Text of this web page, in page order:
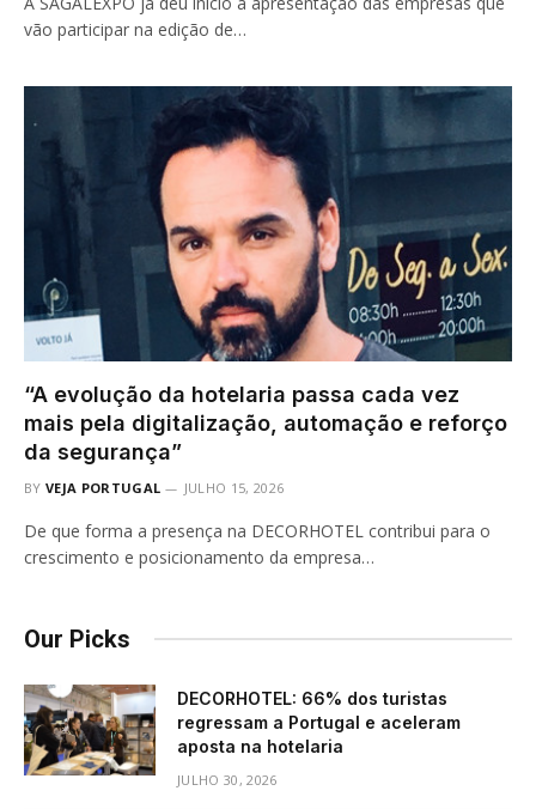
vão participar na edição de…
“A evolução da hotelaria passa cada vez
mais pela digitalização, automação e reforço
da segurança”
BY VEJA PORTUGAL JULHO 15, 2026
De que forma a presença na DECORHOTEL contribui para o
crescimento e posicionamento da empresa…
Our Picks
DECORHOTEL: 66% dos turistas
regressam a Portugal e aceleram
aposta na hotelaria
JULHO 30, 2026